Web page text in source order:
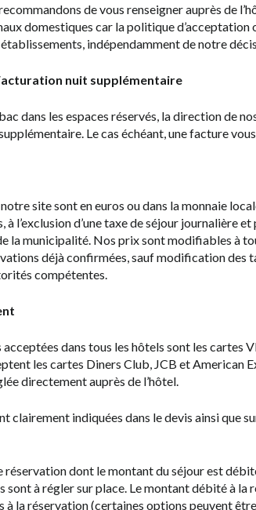
de vous renseigner auprès de
domestiques car la politique
indépendamment de notre
nuit supplémentaire
dans les espaces réservés, la direction de
Le cas échéant, une facture
site sont en euros ou dans la monnaie
à l’exclusion d’une taxe de séjour journalière
la municipalité. Nos prix sont modifiables à
déjà confirmées, sauf modification des
compétentes.
acceptées dans tous les hôtels sont les cartes
les cartes Diners Club, JCB et American
directement auprès de l’hôtel.
clairement indiquées dans le devis ainsi que
réservation dont le montant du séjour est
sont à régler sur place. Le montant débité à la
la réservation (certaines options peuvent